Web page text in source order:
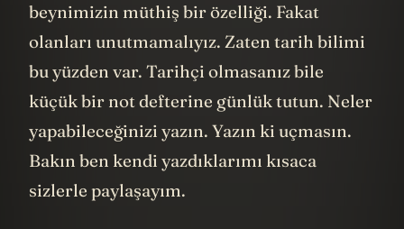
beynimizin müthiş bir özelliği. Fakat
olanları unutmamalıyız. Zaten tarih bilimi
bu yüzden var. Tarihçi olmasanız bile
küçük bir not defterine günlük tutun. Neler
yapabileceğinizi yazın. Yazın ki uçmasın.
Bakın ben kendi yazdıklarımı kısaca
sizlerle paylaşayım.